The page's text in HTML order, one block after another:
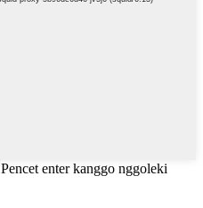
Pencet enter kanggo nggoleki